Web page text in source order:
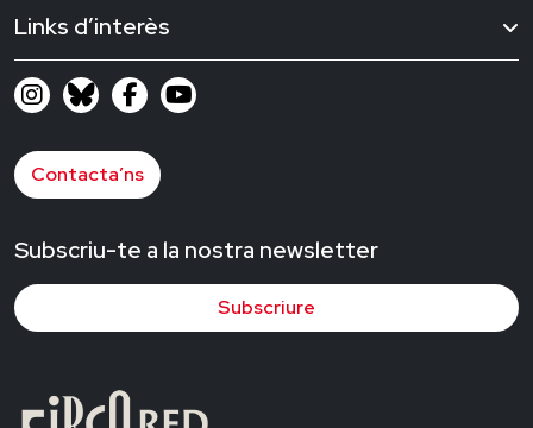
Links d’interès
Contacta’ns
Subscriu-te a la nostra newsletter
Subscriure